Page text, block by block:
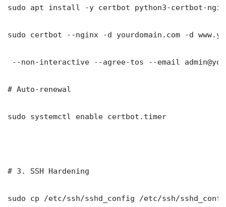
sudo apt install -y certbot python3-certbot-
sudo certbot --nginx -d yourdomain.com -d
--non-interactive --agree-tos --email
# Auto-renewal
sudo systemctl enable certbot.timer
# 3. SSH Hardening
sudo cp /etc/ssh/sshd_config /etc/ssh/